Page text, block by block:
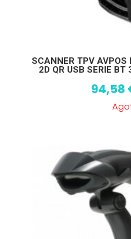
SCANNER TPV
2D QR USB SERIE
94,58